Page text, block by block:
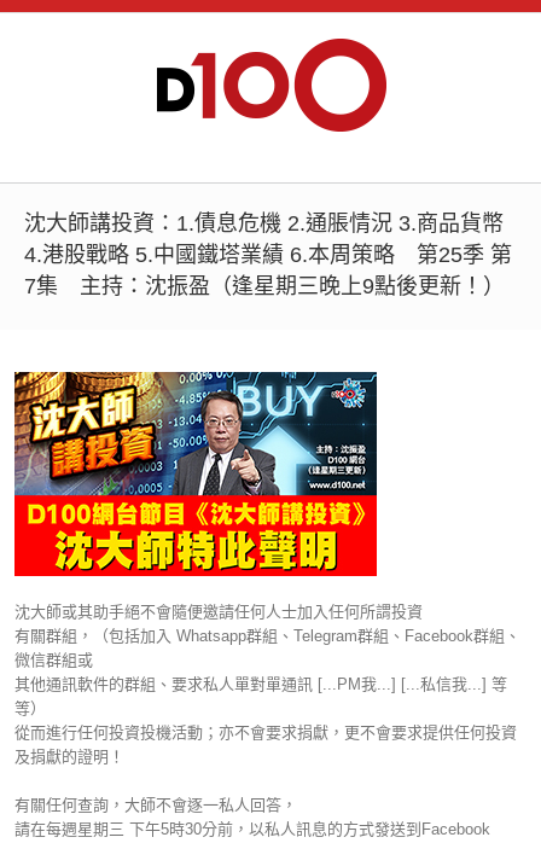
沈大師講投資：1.債息危機 2.通脹情況 3.商品貨幣
4.港股戰略 5.中國鐵塔業績 6.本周策略 第25季 第
7集 主持：沈振盈（逢星期三晚上9點後更新！）
沈大師或其助手絕不會隨便邀請任何人士加入任何所謂投資
有關群組，（包括加入 Whatsapp群組、Telegram群組、Facebook群組、
微信群組或
其他通訊軟件的群組、要求私人單對單通訊 [...PM我...] [...私信我...] 等
等）
從而進行任何投資投機活動；亦不會要求捐獻，更不會要求提供任何投資
及捐獻的證明！
有關任何查詢，大師不會逐一私人回答，
請在每週星期三 下午5時30分前，以私人訊息的方式發送到Facebook